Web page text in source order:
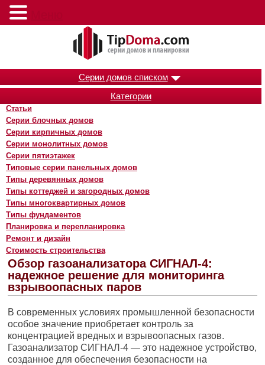
Серии домов списком
Категории
Статьи
Серии блочных домов
Серии кирпичных домов
Серии монолитных домов
Серии пятиэтажек
Типовые серии панельных домов
Типы деревянных домов
Типы коттеджей и загородных домов
Типы многоквартирных домов
Типы фундаментов
Планировка и перепланировка
Ремонт и дизайн
Стоимость строительства
Обзор газоанализатора СИГНАЛ-4:
надежное решение для мониторинга
взрывоопасных паров
В современных условиях промышленной безопасности
особое значение приобретает контроль за
концентрацией вредных и взрывоопасных газов.
Газоанализатор СИГНАЛ-4 — это надежное устройство,
созданное для обеспечения безопасности на